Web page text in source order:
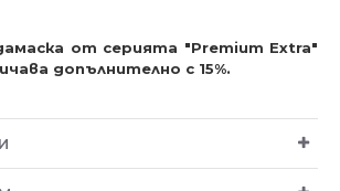
от серията "Premium Extra"
допълнително с 15%.